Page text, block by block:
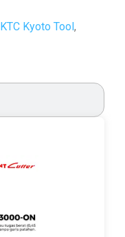
KTC Kyoto Tool,